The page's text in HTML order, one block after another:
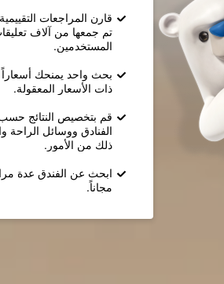
قارن المراجعات
تم جمعها من آلاف
المستخدمين.
بحث واحد يمنحك أسعاراً
ذات الأسعار المعقولة.
قم بتخصيص النتائج
الفنادق ووسائل الراحة
ذلك من الأمور.
ابحث عن الفندق عدة
مجاناً.